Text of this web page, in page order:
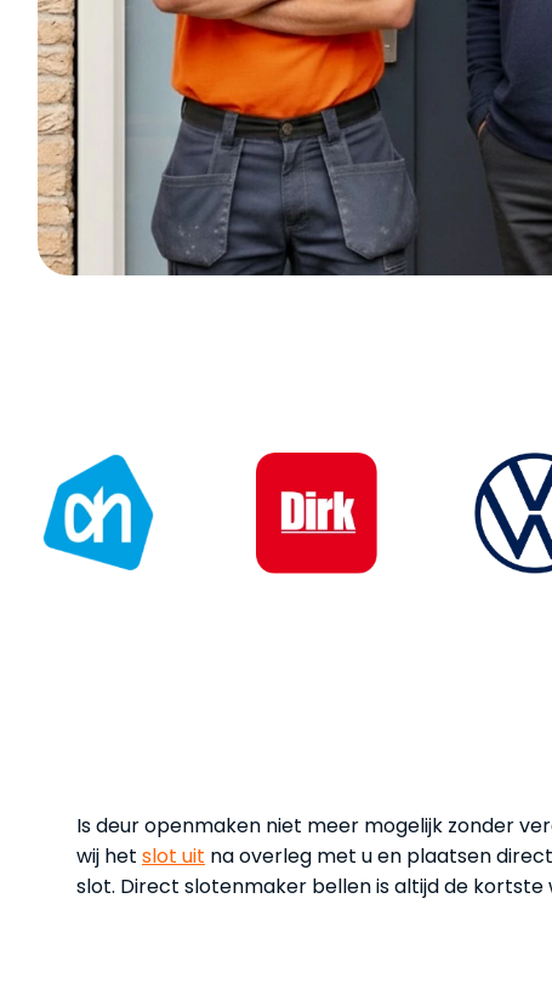
Is deur openmaken niet meer mogelijk zonder
wij het slot uit na overleg met u en plaatsen
slot. Direct slotenmaker bellen is altijd de kortste